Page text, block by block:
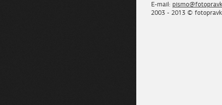
E-mail:
2003 - 2013 ©